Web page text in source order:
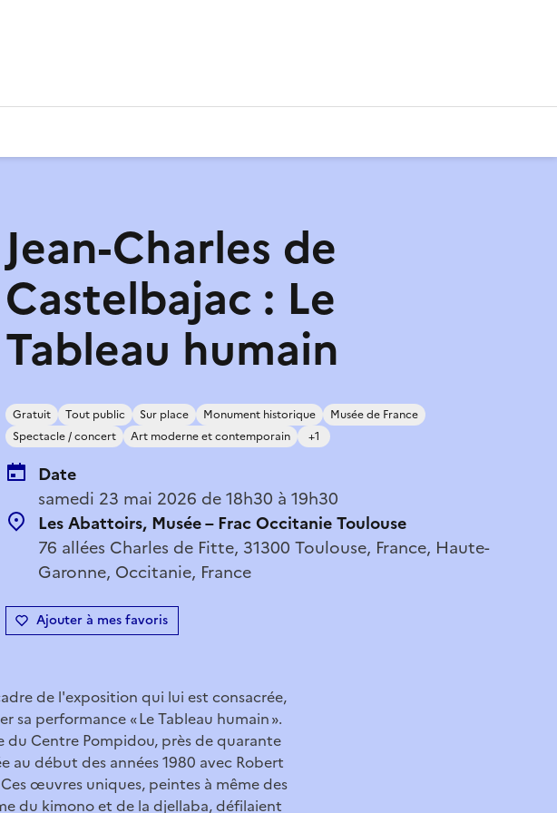
Jean-Charles de
Castelbajac : Le
Tableau humain
Gratuit Tout public Sur place Monument historique
Musée de France
Spectacle / concert
Art moderne et contemporain +1
Date
samedi 23 mai 2026 de 18h30 à 19h30
Les Abattoirs, Musée – Frac Occitanie Toulouse
76 allées Charles de Fitte, 31300 Toulouse, France, Haute-
Garonne, Occitanie, France
Ajouter à mes favoris
de l'exposition qui lui est consacrée,
sa performance « Le Tableau humain ».
du Centre Pompidou, près de quarante
au début des années 1980 avec Robert
œuvres uniques, peintes à même des
du kimono et de la djellaba, défilaient